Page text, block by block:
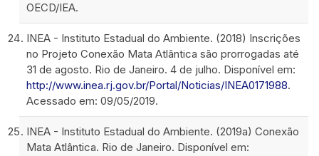
OECD/IEA.
INEA - Instituto Estadual do Ambiente. (2018) Inscrições
no Projeto Conexão Mata Atlântica são prorrogadas até
31 de agosto. Rio de Janeiro. 4 de julho. Disponível em:
http://www.inea.rj.gov.br/Portal/Noticias/INEA0171988.
Acessado em: 09/05/2019.
INEA - Instituto Estadual do Ambiente. (2019a) Conexão
Mata Atlântica. Rio de Janeiro. Disponível em: